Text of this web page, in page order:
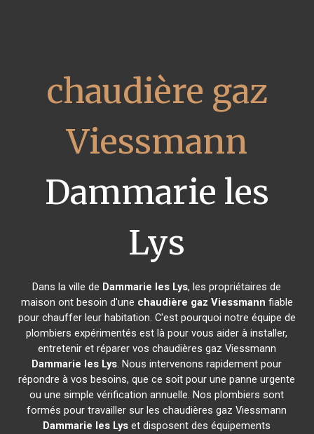
chaudière gaz
Viessmann
Dammarie les
Lys
Dans la ville de Dammarie les Lys, les propriétaires de
maison ont besoin d'une chaudière gaz Viessmann fiable
pour chauffer leur habitation. C'est pourquoi notre équipe de
plombiers expérimentés est là pour vous aider à installer,
entretenir et réparer vos chaudières gaz Viessmann
Dammarie les Lys. Nous intervenons rapidement pour
répondre à vos besoins, que ce soit pour une panne urgente
ou une simple vérification annuelle. Nos plombiers sont
formés pour travailler sur les chaudières gaz Viessmann
Dammarie les Lys et disposent des équipements